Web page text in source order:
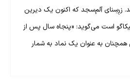
زرِسِنای آلم‌سجد که اکنون یک دیرین
است می‌گوید: «پنجاه سال پس از
به عنوان یک نماد به شمار